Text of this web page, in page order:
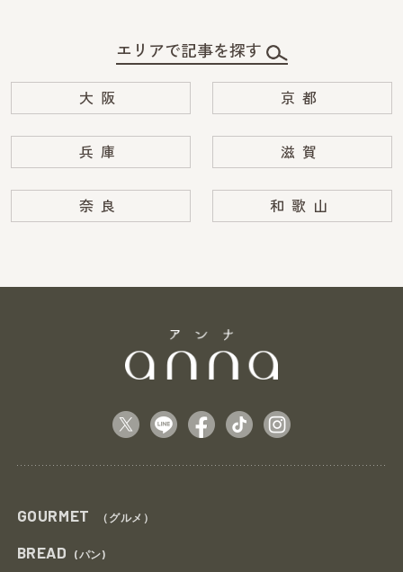
エリアで記事を探す
大阪 京都
兵庫 滋賀
奈良 和歌山
GOURMET （グルメ）
BREAD (パン)